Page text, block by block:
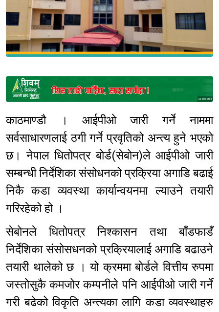
Sponsored
काठमाण्डौ । आईपीओ जारी गर्ने नाममा
सर्वसाधारणलाई ठगी गर्ने प्रवृतिको अन्त्य हुने भएको
छ। नेपाल धितोपत्र बोर्ड(सेबोन)ले आईपीओ जारी
सम्बन्धी निर्देशिका संसोधनको प्रक्रिया अगाडि बढाई
निकै कडा व्यवस्था कार्यान्वयनमा ल्याउने तयारी
गरिरहेको हो ।
सेबोनले धितोपत्र निश्कासन तथा बाँडफाडँ
निर्देशिका संसोसधनको प्रक्रियालाई अगाडि बढाउने
तयारी थालेको छ । यो क्रममा बोर्डले वित्तीय रुपमा
जस्तोसुकै कमजोर कम्पनीले पनि आईपीओ जारी गर्ने
गरी बढेको विकृति अन्त्यका लागि कडा व्यवस्थाहरु